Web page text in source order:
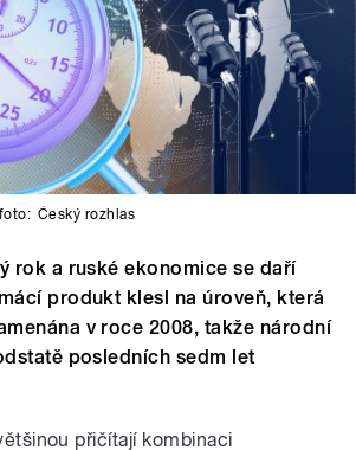
foto: Český rozhlas
rok a ruské ekonomice se daří
produkt klesl na úroveň, která
v roce 2008, takže národní
posledních sedm let
přičítají kombinaci